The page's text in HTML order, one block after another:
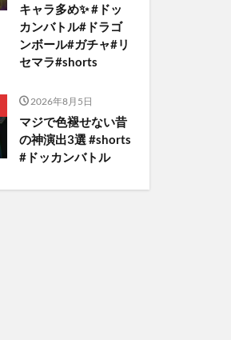
キャラ多め✨️ #ドッ
カンバトル#ドラゴ
ンボール#ガチャ#リ
セマラ#shorts
2026年8月5日
マジで色褪せない昔
の神演出3選 #shorts
#ドッカンバトル